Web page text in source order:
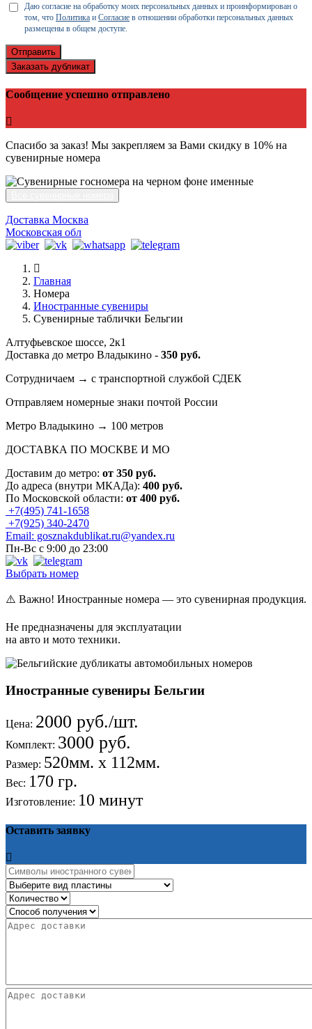
Даю согласие на обработку моих персональных данных и проинформирован о
том, что Политика и Согласие в отношении обработки персональных данных
размещены в общем доступе.
Отправить
Заказать дубликат
Сообщение успешно отправлено
Спасибо за заказ! Мы закрепляем за Вами скидку в 10% на
сувенирные номера
Доставка Москва
Московская обл
Главная
Номера
Иностранные сувениры
Сувенирные таблички Бельгии
Алтуфьевское шоссе, 2к1
Доставка до метро Владыкино - 350 руб.
Сотрудничаем → с транспортной службой СДЕК
Отправляем номерные знаки почтой России
Метро Владыкино → 100 метров
ДОСТАВКА ПО МОСКВЕ И МО
Доставим до метро: от 350 руб.
До адреса (внутри МКАДа): 400 руб.
По Московской области: от 400 руб.
+7(495) 741-1658
+7(925) 340-2470
Email: gosznakdublikat.ru@yandex.ru
Пн-Вс с 9:00 до 23:00
Выбрать номер
⚠️ Важно! Иностранные номера — это сувенирная продукция.
Не предназначены для эксплуатации
на авто и мото техники.
Иностранные сувениры Бельгии
Цена: 2000 руб./шт.
Комплект: 3000 руб.
Размер: 520мм. х 112мм.
Вес: 170 гр.
Изготовление: 10 минут
Оставить заявку